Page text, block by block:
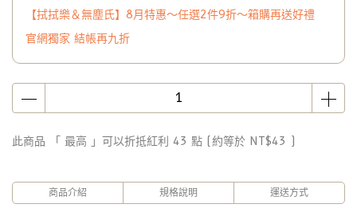
【拭拭樂＆無塵氏】8月特惠～任選2件9折～箱購再送好禮
官網獨家 結帳再九折
此商品 「 最高 」可以折抵紅利 43 點 (約等於 NT$43 )
商品介紹 規格說明 運送方式